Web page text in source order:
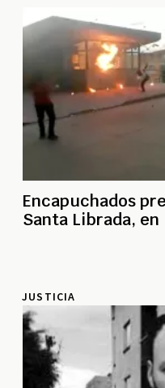
Encapuchados
Santa Librada, en
JUSTICIA